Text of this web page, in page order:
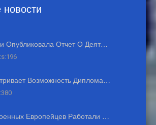
Опубликовала Отчет О Деят…
Возможность Диплома…
Европейцев Работали …